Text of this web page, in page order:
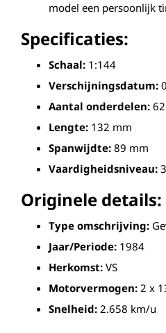
model een persoonlijk
Specificaties:
Schaal: 1:144
Verschijningsdatum:
Aantal onderdelen: 62
Lengte: 132 mm
Spanwijdte: 89 mm
Vaardigheidsniveau: 3
Originele details:
Type omschrijving:
Jaar/Periode: 1984
Herkomst: VS
Motorvermogen: 2 x
Snelheid: 2.658 km/u